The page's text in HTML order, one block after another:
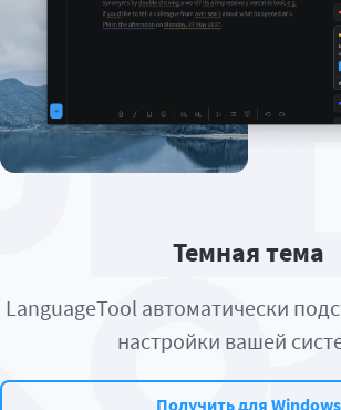
Темная тема
LanguageTool автоматически
настройки вашей
Получить для Windows